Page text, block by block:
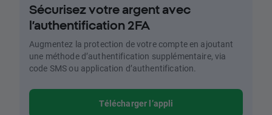
Sécurisez votre argent avec
l’authentification 2FA
Augmentez la protection de votre compte en ajoutant
une méthode d’authentification supplémentaire, via
code SMS ou application d’authentification.
Télécharger l’appli